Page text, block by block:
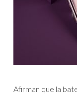
Afirman que la